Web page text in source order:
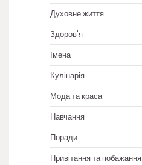
Духовне життя
Здоров'я
Імена
Кулінарія
Мода та краса
Навчання
Поради
Привітання та побажання